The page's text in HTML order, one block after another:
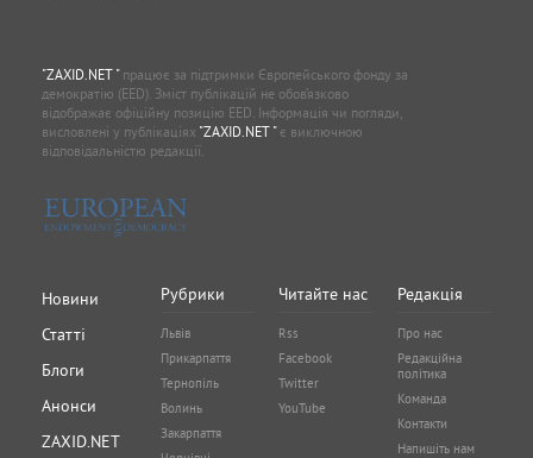
"ZAXID.NET "працює за підтримки Європейського фонду за
демократію (EED). Зміст публікацій не обов’язково
відображає офіційну позицію EED. Інформація чи погляди,
висловлені у публікаціях "ZAXID.NET "є виключною
відповідальністю редакції.
Новини
Статті
Блоги
Анонси
ZAXID.NET
Рубрики
Львів
Прикарпаття
Тернопіль
Волинь
Закарпаття
Читайте нас
Rss
Facebook
Twitter
YouTube
Редакція
Про нас
Редакційна
політика
Команда
Контакти
Напишіть нам